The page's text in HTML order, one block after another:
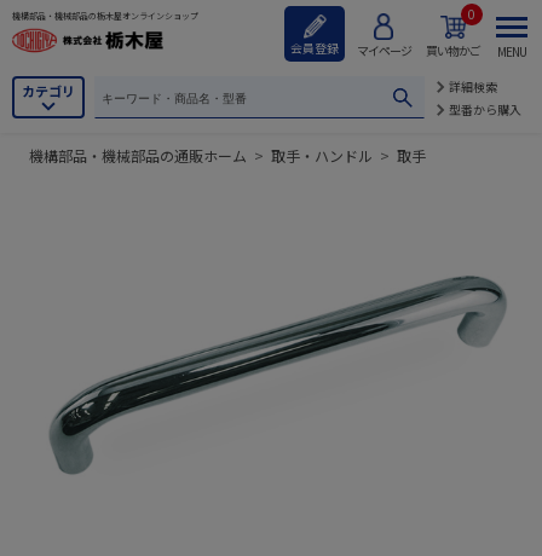
機構部品・機械部品の栃木屋オンラインショップ
会員登録 マイページ 買い物かご
0
カテゴリ
詳細検索
型番から購入
MENU
機構部品・機械部品の通販ホーム > 取手・ハンドル > 取手